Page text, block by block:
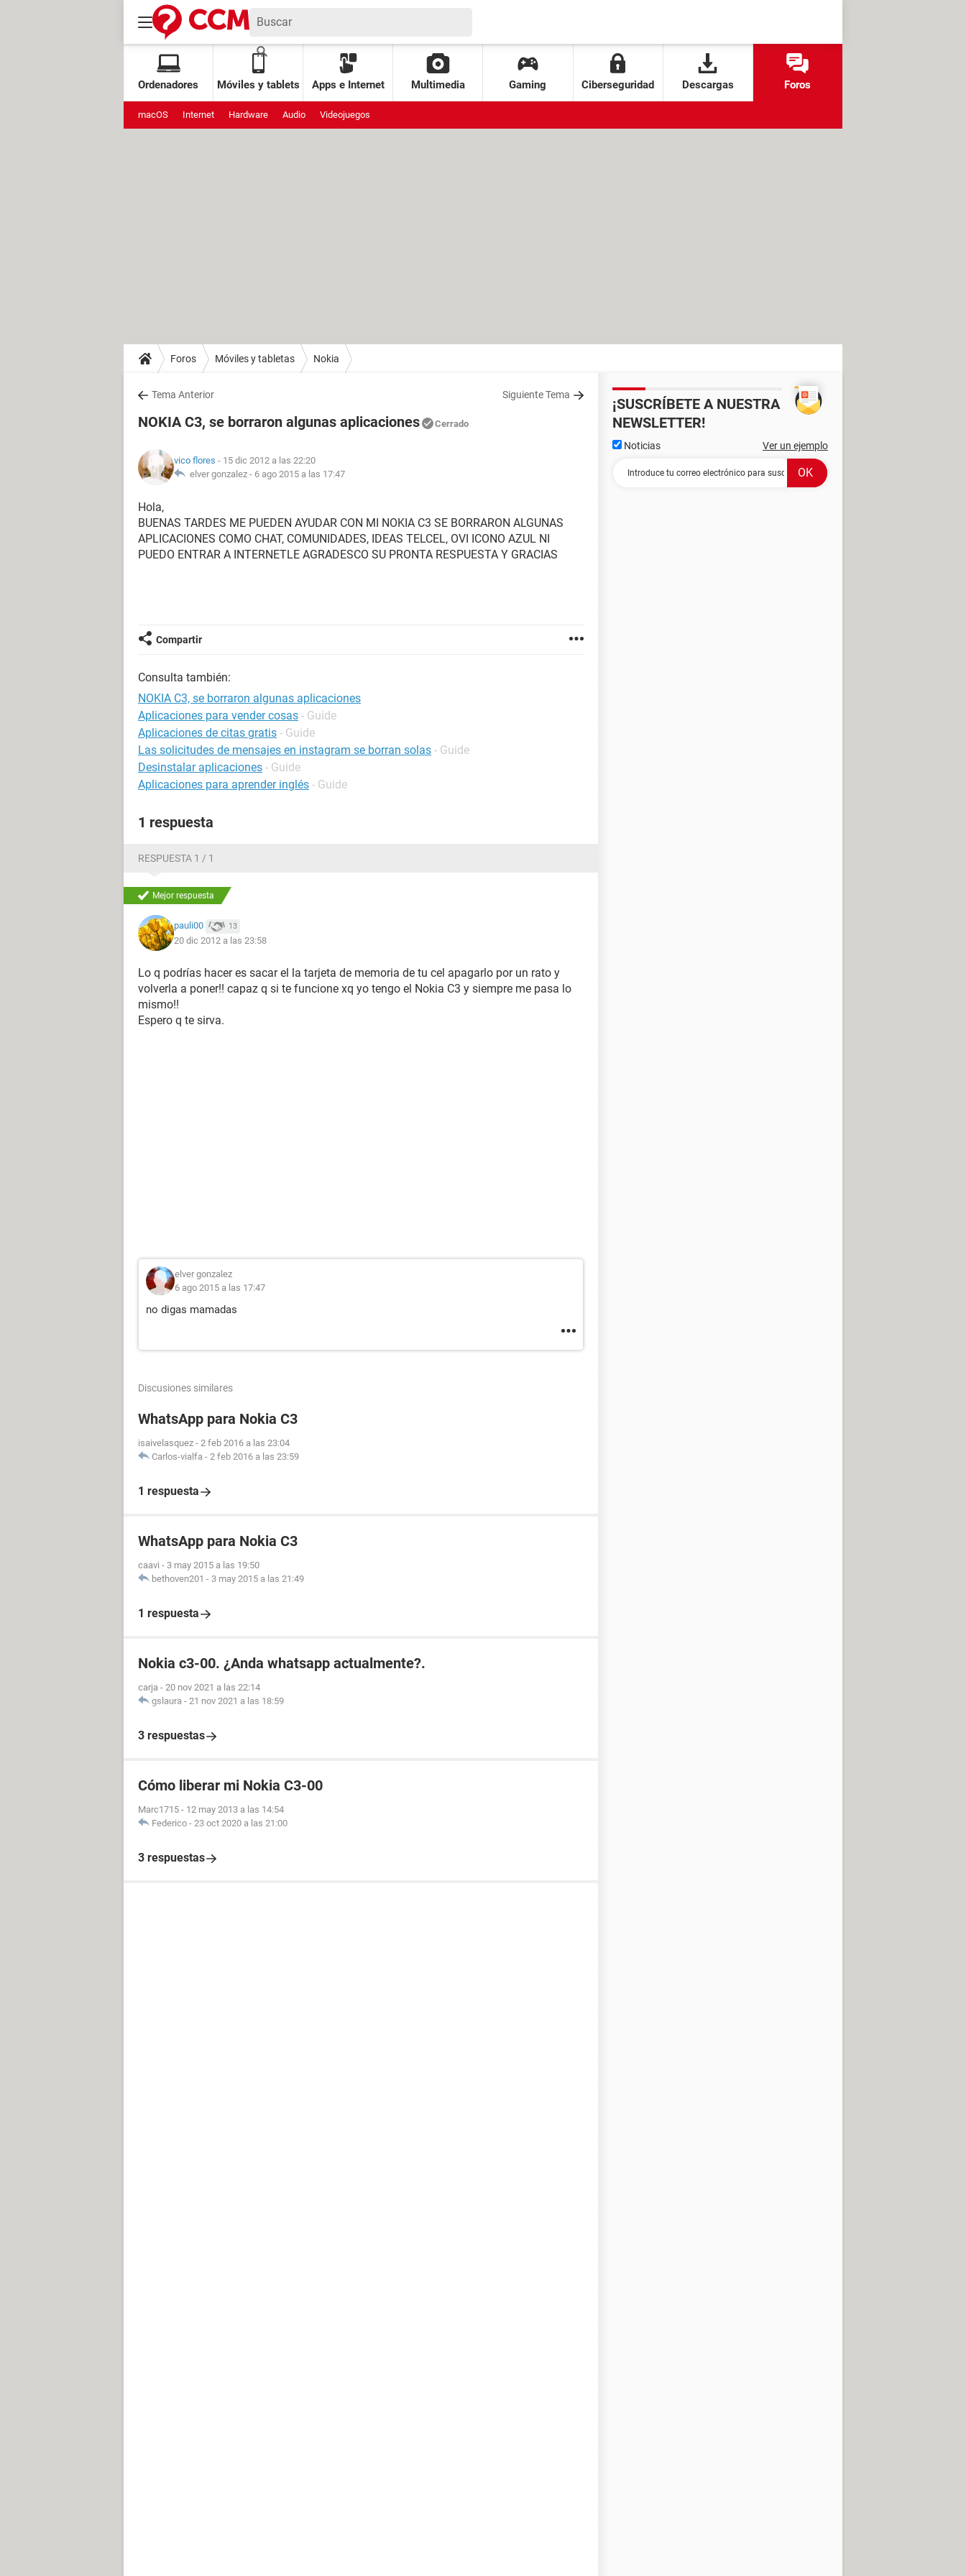
Ordenadores Móviles y tablets Apps e Internet Multimedia Gaming Ciberseguridad Descargas Foros
macOS Internet Hardware Audio Videojuegos
Foros Móviles y tabletas Nokia
Tema Anterior Siguiente Tema
NOKIA C3, se borraron algunas aplicaciones Cerrado
vico flores - 15 dic 2012 a las 22:20
elver gonzalez - 6 ago 2015 a las 17:47
Hola,
BUENAS TARDES ME PUEDEN AYUDAR CON MI NOKIA C3 SE BORRARON ALGUNAS
APLICACIONES COMO CHAT, COMUNIDADES, IDEAS TELCEL, OVI ICONO AZUL NI
PUEDO ENTRAR A INTERNETLE AGRADESCO SU PRONTA RESPUESTA Y GRACIAS
Compartir
Consulta también:
NOKIA C3, se borraron algunas aplicaciones
Aplicaciones para vender cosas - Guide
Aplicaciones de citas gratis - Guide
Las solicitudes de mensajes en instagram se borran solas - Guide
Desinstalar aplicaciones - Guide
Aplicaciones para aprender inglés - Guide
1 respuesta
RESPUESTA 1 / 1
Mejor respuesta
pauli00 13
20 dic 2012 a las 23:58
Lo q podrías hacer es sacar el la tarjeta de memoria de tu cel apagarlo por un rato y
volverla a poner!! capaz q si te funcione xq yo tengo el Nokia C3 y siempre me pasa lo
mismo!!
Espero q te sirva.
elver gonzalez
6 ago 2015 a las 17:47
no digas mamadas
Discusiones similares
WhatsApp para Nokia C3
isaivelasquez - 2 feb 2016 a las 23:04
Carlos-vialfa - 2 feb 2016 a las 23:59
1 respuesta
WhatsApp para Nokia C3
caavi - 3 may 2015 a las 19:50
bethoven201 - 3 may 2015 a las 21:49
1 respuesta
Nokia c3-00. ¿Anda whatsapp actualmente?.
carja - 20 nov 2021 a las 22:14
gslaura - 21 nov 2021 a las 18:59
3 respuestas
Cómo liberar mi Nokia C3-00
Marc1715 - 12 may 2013 a las 14:54
Federico - 23 oct 2020 a las 21:00
3 respuestas
¡SUSCRÍBETE A NUESTRA
NEWSLETTER!
Noticias Ver un ejemplo